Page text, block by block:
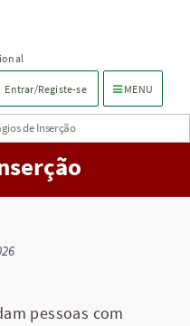
Entrar/Registe-se Menu de
MENU
de Inserção
pessoas com